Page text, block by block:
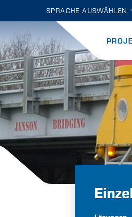
SPRACHE AUSWÄHLEN